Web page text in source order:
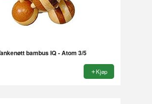
bambus IQ - Atom 3/5
Kjøp